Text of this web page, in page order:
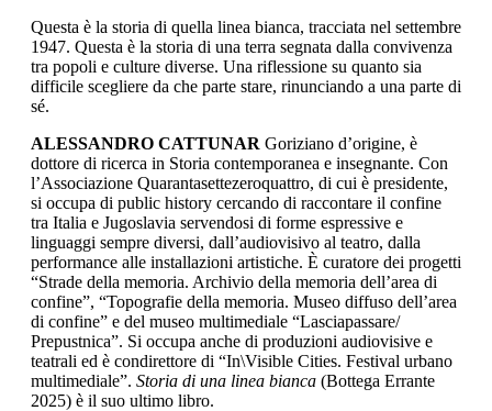
Questa è la storia di quella linea bianca, tracciata nel settembre
1947. Questa è la storia di una terra segnata dalla convivenza
tra popoli e culture diverse. Una riflessione su quanto sia
difficile scegliere da che parte stare, rinunciando a una parte di
sé.
ALESSANDRO CATTUNAR Goriziano d’origine, è
dottore di ricerca in Storia contemporanea e insegnante. Con
l’Associazione Quarantasettezeroquattro, di cui è presidente,
si occupa di public history cercando di raccontare il confine
tra Italia e Jugoslavia servendosi di forme espressive e
linguaggi sempre diversi, dall’audiovisivo al teatro, dalla
performance alle installazioni artistiche. È curatore dei progetti
“Strade della memoria. Archivio della memoria dell’area di
confine”, “Topografie della memoria. Museo diffuso dell’area
di confine” e del museo multimediale “Lasciapassare/
Prepustnica”. Si occupa anche di produzioni audiovisive e
teatrali ed è condirettore di “In\Visible Cities. Festival urbano
multimediale”. Storia di una linea bianca (Bottega Errante
2025) è il suo ultimo libro.